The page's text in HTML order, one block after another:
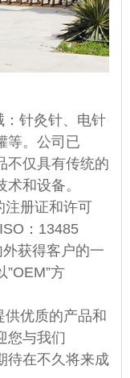
：针灸针、电针
等。公司已
不仅具有传统的
和设备。
注册证和许可
：13485
获得客户的一
方
优质的产品和
您与我们
待在不久将来成